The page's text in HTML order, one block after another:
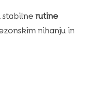
stabilne rutine
nihanju in